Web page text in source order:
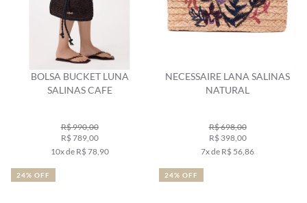
BOLSA BUCKET LUNA
SALINAS CAFE
R$ 990,00
R$ 789,00
10x de R$ 78,90
NECESSAIRE LANA SALINAS
NATURAL
R$ 698,00
R$ 398,00
7x de R$ 56,86
24% OFF 24% OFF